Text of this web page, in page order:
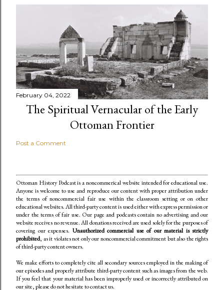
February 04, 2022
The Spiritual Vernacular of the Early
Ottoman Frontier
Post a Comment
Ottoman History Podcast is a noncommerical website intended for educational use.
Anyone is welcome to use and reproduce our content with proper attribution under
the terms of noncommercial fair use within the classroom setting or on other
educational websites. All third-party content is used either with express permission or
under the terms of fair use. Our page and podcasts contain no advertising and our
website receives no revenue. All donations received are used solely for the purposes of
covering our expenses. Unauthorized commercial use of our material is strictly
prohibited, as it violates not only our noncommercial commitment but also the rights
of third-party content owners.
We make efforts to completely cite all secondary sources employed in the making of
our episodes and properly attribute third-party content such as images from the web.
If you feel that your material has been improperly used or incorrectly attributed on
our site, please do not hesitate to contact us.